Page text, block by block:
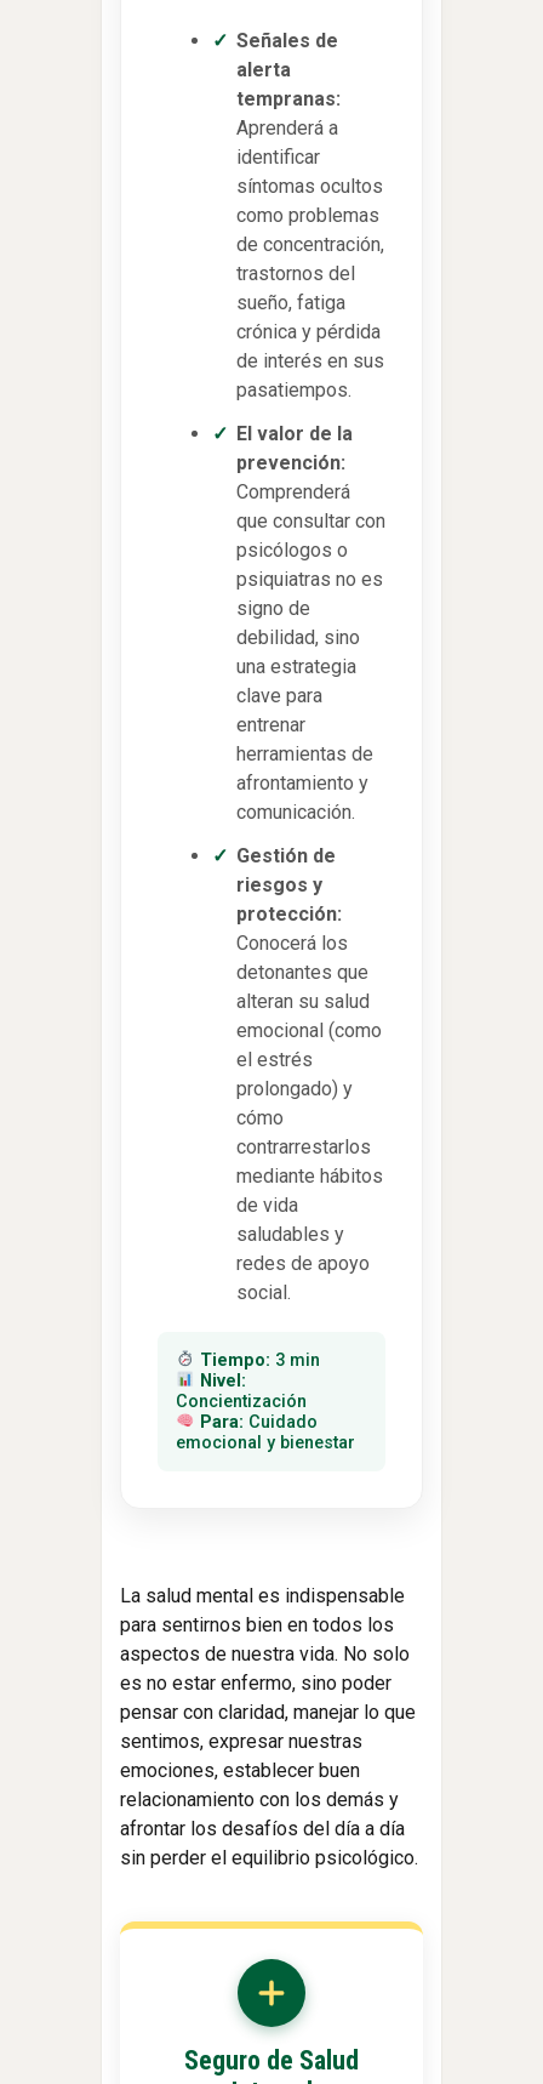
Señales de
alerta
tempranas:
Aprenderá a
identificar
síntomas ocultos
como problemas
de concentración,
trastornos del
sueño, fatiga
crónica y pérdida
de interés en sus
pasatiempos.
El valor de la
prevención:
Comprenderá
que consultar con
psicólogos o
psiquiatras no es
signo de
debilidad, sino
una estrategia
clave para
entrenar
herramientas de
afrontamiento y
comunicación.
Gestión de
riesgos y
protección:
Conocerá los
detonantes que
alteran su salud
emocional (como
el estrés
prolongado) y
cómo
contrarrestarlos
mediante hábitos
de vida
saludables y
redes de apoyo
social.
Tiempo: 3 min
Nivel:
Concientización
Para: Cuidado
emocional y bienestar
La salud mental es indispensable
para sentirnos bien en todos los
aspectos de nuestra vida. No solo
es no estar enfermo, sino poder
pensar con claridad, manejar lo que
sentimos, expresar nuestras
emociones, establecer buen
relacionamiento con los demás y
afrontar los desafíos del día a día
sin perder el equilibrio psicológico.
Seguro de Salud